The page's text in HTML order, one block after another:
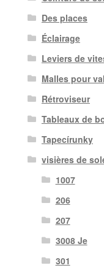
Des places
Éclairage
Leviers de
Malles pour
Rétroviseur
Tableaux de
Tapecírunky
visières de
1007
206
207
3008 Je
301